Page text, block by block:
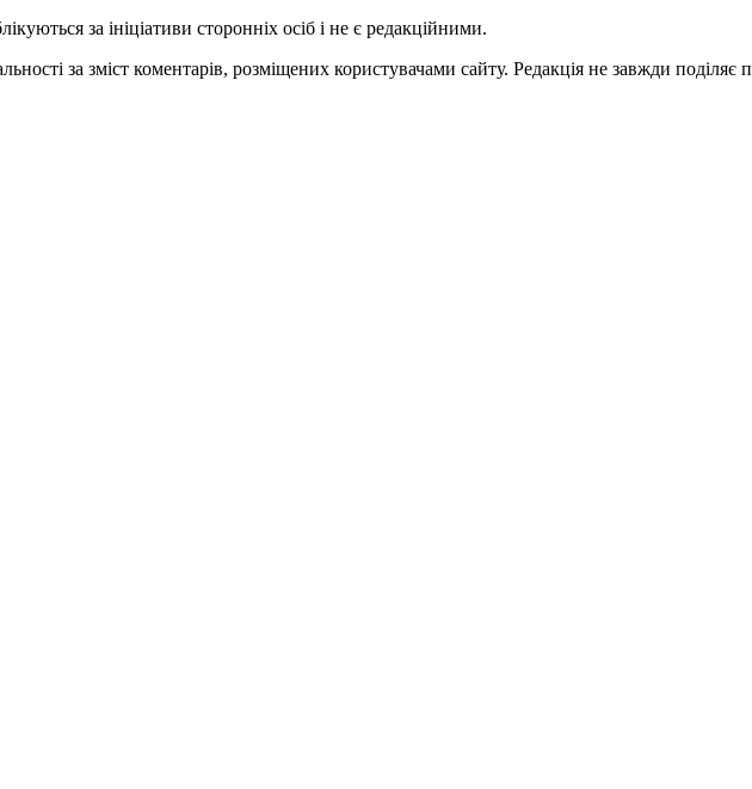
за ініціативи сторонніх осіб і не є редакційними.
за зміст коментарів, розміщених користувачами сайту. Редакція не завжди поділяє